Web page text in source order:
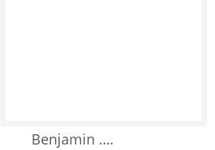
Benjamin ….